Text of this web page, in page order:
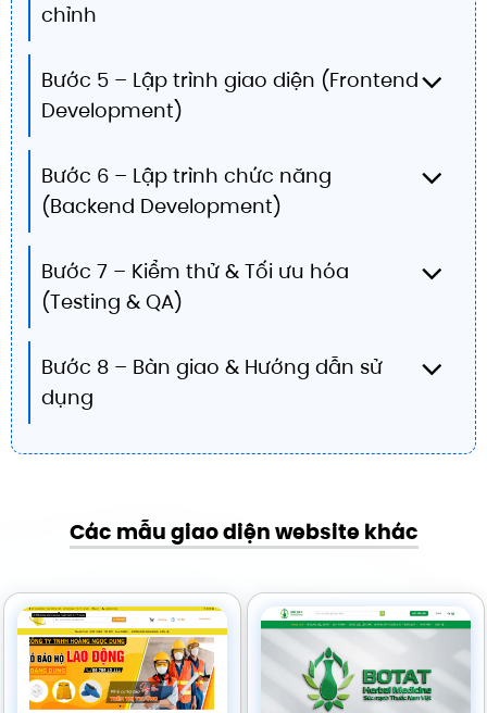
chỉnh
Bước 5 – Lập trình giao diện (Frontend
Development)
Bước 6 – Lập trình chức năng
(Backend Development)
Bước 7 – Kiểm thử & Tối ưu hóa
(Testing & QA)
Bước 8 – Bàn giao & Hướng dẫn sử
dụng
Các mẫu giao diện website khác